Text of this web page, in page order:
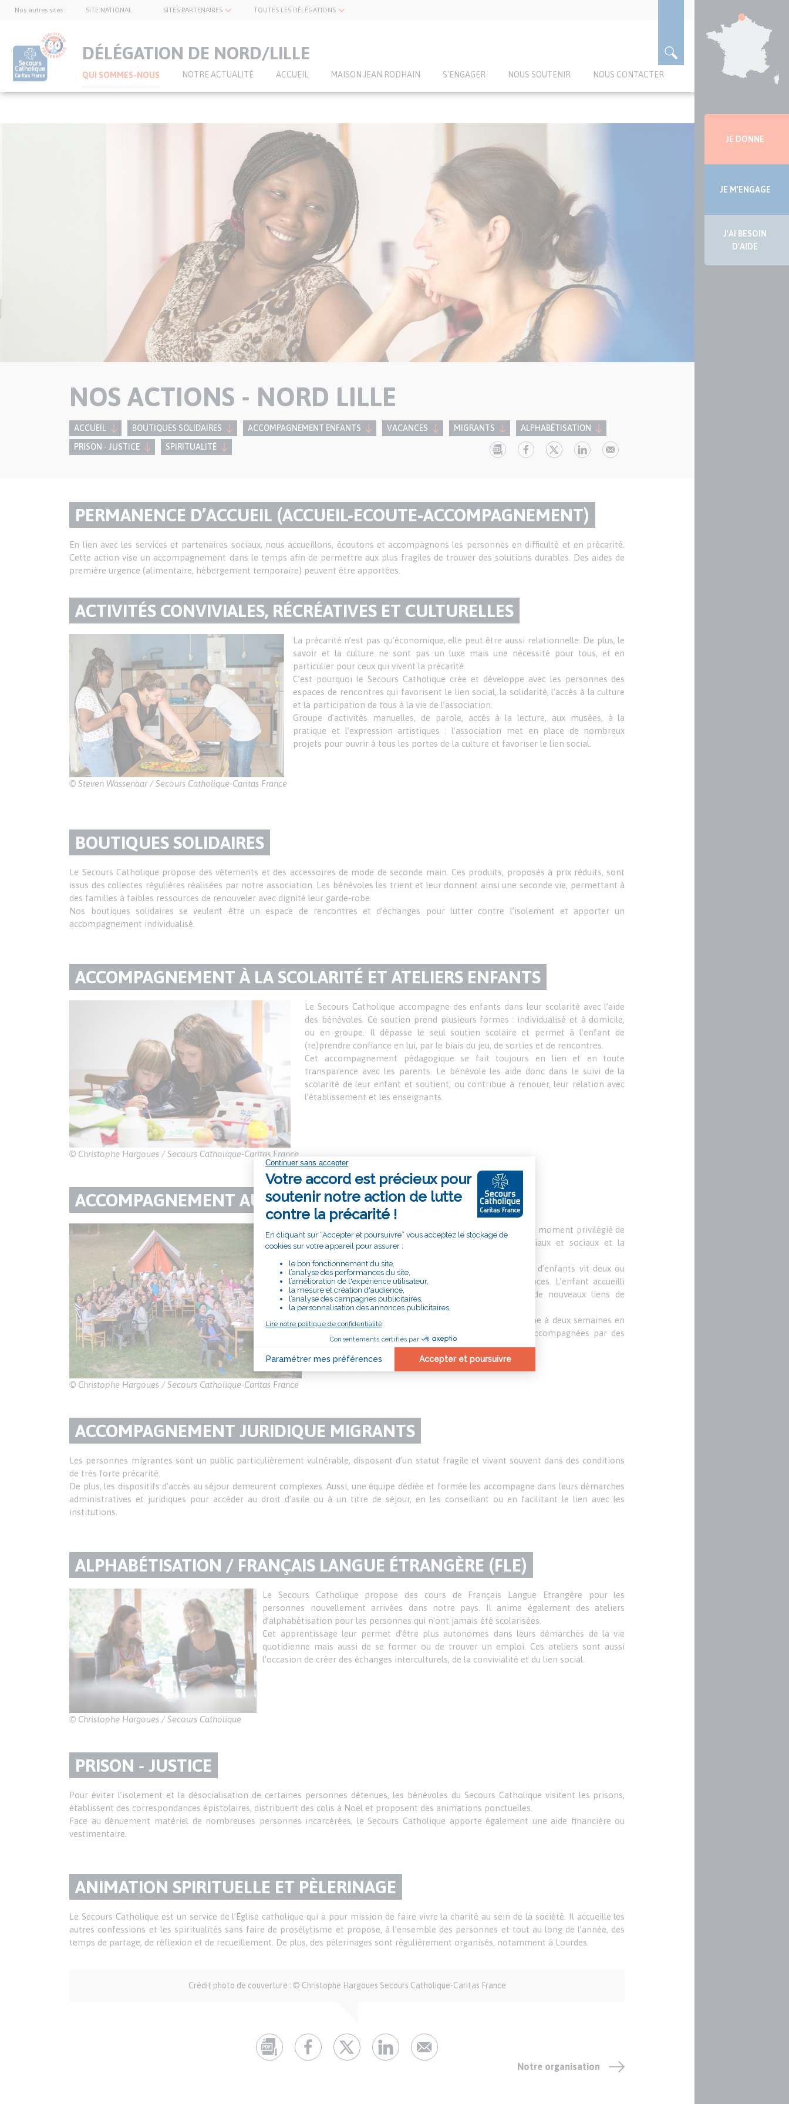
Nos autres sites : SITE NATIONAL SITES PARTENAIRES TOUTES LES DÉLÉGATIONS
DÉLÉGATION DE NORD/LILLE
QUI SOMMES-NOUS NOTRE ACTUALITÉ ACCUEIL MAISON JEAN RODHAIN S'ENGAGER NOUS SOUTENIR NOUS CONTACTER
NOS ACTIONS - NORD LILLE
ACCUEIL BOUTIQUES SOLIDAIRES ACCOMPAGNEMENT ENFANTS VACANCES MIGRANTS
ALPHABÉTISATION
PRISON - JUSTICE
SPIRITUALITÉ
Paragraphes
deTITRE
DU
PARAGRAPHE
PERMANENCE D’ACCUEIL (ACCUEIL-ECOUTE-ACCOMPAGNEMENT)
Texte
En lien avec les services et partenaires sociaux, nous accueillons, écoutons et accompagnons les personnes en difficulté et en précarité.
Cette action vise un accompagnement dans le temps afin de permettre aux plus fragiles de trouver des solutions durables. Des aides de
première urgence (alimentaire, hébergement temporaire) peuvent être apportées.
TITRE
DU
PARAGRAPHE
ACTIVITÉS CONVIVIALES, RÉCRÉATIVES ET CULTURELLES
© Steven Wassenaar / Secours Catholique-Caritas France
La précarité n’est pas qu’économique, elle peut être aussi relationnelle. De plus, le
savoir et la culture ne sont pas un luxe mais une nécessité pour tous, et en
particulier pour ceux qui vivent la précarité.
C’est pourquoi le Secours Catholique crée et développe avec les personnes des
espaces de rencontres qui favorisent le lien social, la solidarité, l’accès à la culture
et la participation de tous à la vie de l’association.
Groupe d’activités manuelles, de parole, accès à la lecture, aux musées, à la
pratique et l’expression artistiques : l’association met en place de nombreux
projets pour ouvrir à tous les portes de la culture et favoriser le lien social.
TITRE
DU
PARAGRAPHE
BOUTIQUES SOLIDAIRES
Texte
Le Secours Catholique propose des vêtements et des accessoires de mode de seconde main. Ces produits, proposés à prix réduits, sont
issus des collectes régulières réalisées par notre association. Les bénévoles les trient et leur donnent ainsi une seconde vie, permettant à
des familles à faibles ressources de renouveler avec dignité leur garde-robe.
Nos boutiques solidaires se veulent être un espace de rencontres et d’échanges pour lutter contre l’isolement et apporter un
accompagnement individualisé.
TITRE
DU
PARAGRAPHE
ACCOMPAGNEMENT À LA SCOLARITÉ ET ATELIERS ENFANTS
© Christophe Hargoues / Secours Catholique-Caritas France
Le Secours Catholique accompagne des enfants dans leur scolarité avec l’aide
des bénévoles. Ce soutien prend plusieurs formes : individualisé et à domicile,
ou en groupe. Il dépasse le seul soutien scolaire et permet à l’enfant de
(re)prendre confiance en lui, par le biais du jeu, de sorties et de rencontres.
Cet accompagnement pédagogique se fait toujours en lien et en toute
transparence avec les parents. Le bénévole les aide donc dans le suivi de la
scolarité de leur enfant et soutient, ou contribue à renouer, leur relation avec
l’établissement et les enseignants.
TITRE
DU
PARAGRAPHE
ACCOMPAGNEMENT AUX PROJETS VACANCES
Texte
© Christophe Hargoues / Secours Catholique-Caritas France
Les vacances sont un droit pour tous. Elles sont aussi un moment privilégié de
plaisir et de découverte qui renforce les liens familiaux et sociaux et la
Avec l’Accueil Familial de Vacances (AFV), une centaine d’enfants vit deux ou
trois semaines durant l’été dans une famille de vacances. L’enfant accueilli
change d’horizon, rompt avec le quotidien et crée de nouveaux liens de
confiance.
Avec les vacances en familles, les personnes partent une à deux semaines en
village vacances, gîte ou camping. Les familles sont accompagnées par des
bénévoles dans la préparation de leur séjour.
TITRE
DU
PARAGRAPHE
ACCOMPAGNEMENT JURIDIQUE MIGRANTS
Texte
Les personnes migrantes sont un public particulièrement vulnérable, disposant d’un statut fragile et vivant souvent dans des conditions
de très forte précarité.
De plus, les dispositifs d’accès au séjour demeurent complexes. Aussi, une équipe dédiée et formée les accompagne dans leurs démarches
administratives et juridiques pour accéder au droit d’asile ou à un titre de séjour, en les conseillant ou en facilitant le lien avec les
institutions.
TITRE
DU
PARAGRAPHE
ALPHABÉTISATION / FRANÇAIS LANGUE ÉTRANGÈRE (FLE)
Texte
© Christophe Hargoues / Secours Catholique
Le Secours Catholique propose des cours de Français Langue Etrangère pour les
personnes nouvellement arrivées dans notre pays. Il anime également des ateliers
d’alphabétisation pour les personnes qui n’ont jamais été scolarisées.
Cet apprentissage leur permet d’être plus autonomes dans leurs démarches de la vie
quotidienne mais aussi de se former ou de trouver un emploi. Ces ateliers sont aussi
l’occasion de créer des échanges interculturels, de la convivialité et du lien social.
TITRE
DU
PARAGRAPHE
PRISON - JUSTICE
Texte
Pour éviter l’isolement et la désocialisation de certaines personnes détenues, les bénévoles du Secours Catholique visitent les prisons,
établissent des correspondances épistolaires, distribuent des colis à Noël et proposent des animations ponctuelles.
Face au dénuement matériel de nombreuses personnes incarcérées, le Secours Catholique apporte également une aide financière ou
vestimentaire.
TITRE
DU
PARAGRAPHE
ANIMATION SPIRITUELLE ET PÈLERINAGE
Texte
Le Secours Catholique est un service de l’Église catholique qui a pour mission de faire vivre la charité au sein de la société. Il accueille les
autres confessions et les spiritualités sans faire de prosélytisme et propose, à l’ensemble des personnes et tout au long de l’année, des
temps de partage, de réflexion et de recueillement. De plus, des pèlerinages sont régulièrement organisés, notamment à Lourdes.
Crédit photo de couverture : © Christophe Hargoues Secours Catholique-Caritas France
Notre organisation
Menu
latéraleJE DONNE
JE M'ENGAGE
J'AI BESOIN
D'AIDE